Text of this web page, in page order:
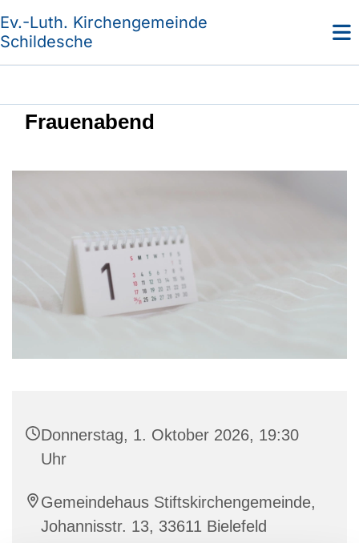
Ev.-Luth. Kirchengemeinde
Schildesche
Frauenabend
Donnerstag, 1. Oktober 2026, 19:30
Uhr
Gemeindehaus Stiftskirchengemeinde,
Johannisstr. 13, 33611 Bielefeld